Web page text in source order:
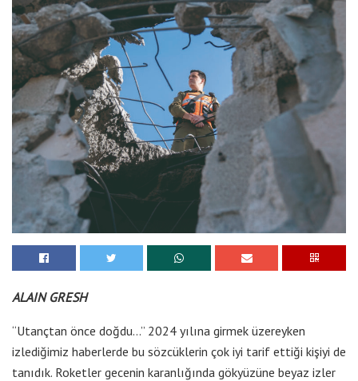
ALAIN GRESH
“Utançtan önce doğdu…” 2024 yılına girmek üzereyken
izlediğimiz haberlerde bu sözcüklerin çok iyi tarif ettiği kişiyi de
tanıdık. Roketler gecenin karanlığında gökyüzüne beyaz izler